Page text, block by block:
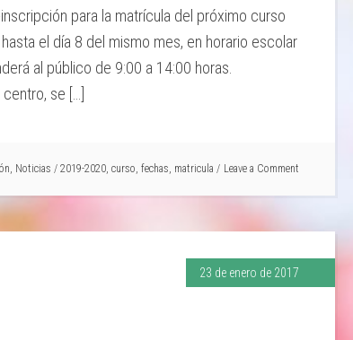
para la matrícula del próximo curso
el día 8 del mismo mes, en horario escolar
al público de 9:00 a 14:00 horas.
se […]
, Noticias / 2019-2020, curso, fechas, matricula Leave a Comment
23 de enero de 2017